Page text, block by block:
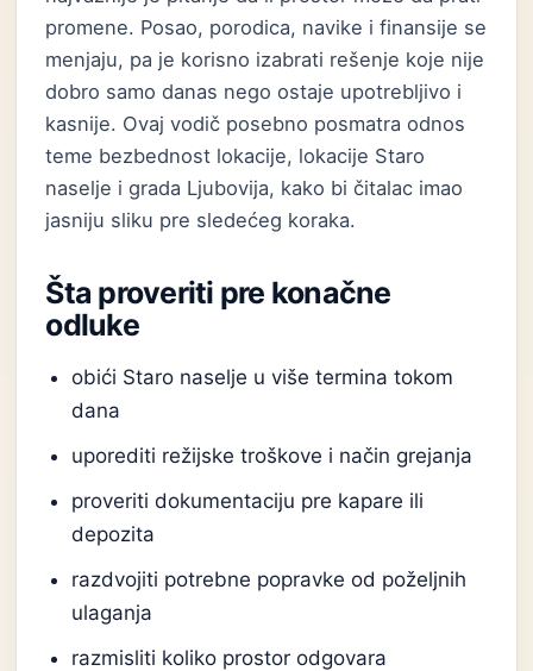
promene. Posao, porodica, navike i finansije se
menjaju, pa je korisno izabrati rešenje koje nije
dobro samo danas nego ostaje upotrebljivo i
kasnije. Ovaj vodič posebno posmatra odnos
teme bezbednost lokacije, lokacije Staro
naselje i grada Ljubovija, kako bi čitalac imao
jasniju sliku pre sledećeg koraka.
Šta proveriti pre konačne
odluke
obići Staro naselje u više termina tokom
dana
uporediti režijske troškove i način grejanja
proveriti dokumentaciju pre kapare ili
depozita
razdvojiti potrebne popravke od poželjnih
ulaganja
razmisliti koliko prostor odgovara